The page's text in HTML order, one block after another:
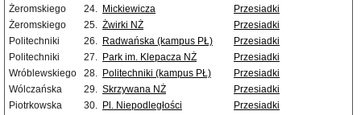
Żeromskiego
24. Mickiewicza
Przesiadki
Żeromskiego
25. Żwirki NŻ
Przesiadki
Politechniki
26. Radwańska (kampus PŁ)
Przesiadki
Politechniki
27. Park im. Klepacza NŻ
Przesiadki
Wróblewskiego
28. Politechniki (kampus PŁ)
Przesiadki
Wólczańska
29. Skrzywana NŻ
Przesiadki
Piotrkowska
30. Pl. Niepodległości
Przesiadki